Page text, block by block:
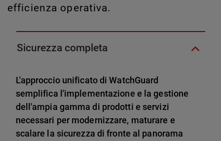
efficienza operativa.
Sicurezza completa
L'approccio unificato di WatchGuard
semplifica l'implementazione e la gestione
dell'ampia gamma di prodotti e servizi
necessari per modernizzare, maturare e
scalare la sicurezza di fronte al panorama